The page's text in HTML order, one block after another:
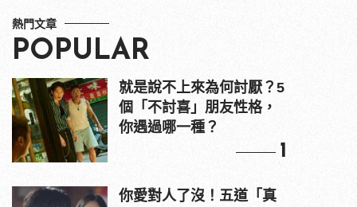
熱門文章
POPULAR
就是說不上來為何討厭？5
個「不討喜」朋友性格，
你遇過哪一種？
1
你愛對人了沒！五道「真